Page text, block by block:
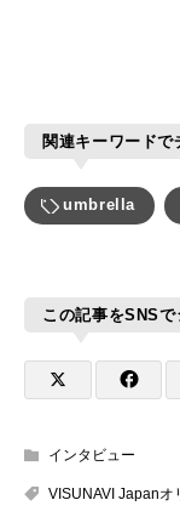
関連キーワードで
umbrella
この記事をSNSで
インタビュー
VISUNAVI Japanオ